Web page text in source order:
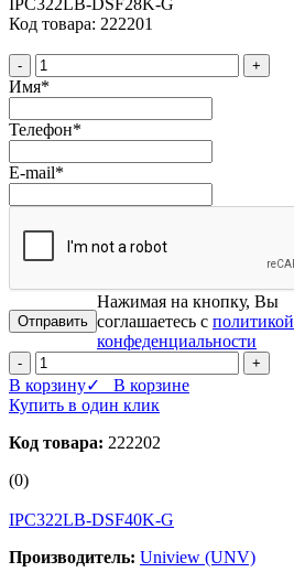
Код товара: 222201
- +
Имя*
Телефон*
E-mail*
Нажимая на кнопку, Вы
соглашаетесь с политикой
конфеденциальности
- +
В корзину✓ В корзине
Купить в один клик
Код товара: 222202
(0)
IPC322LB-DSF40K-G
Производитель: Uniview (UNV)